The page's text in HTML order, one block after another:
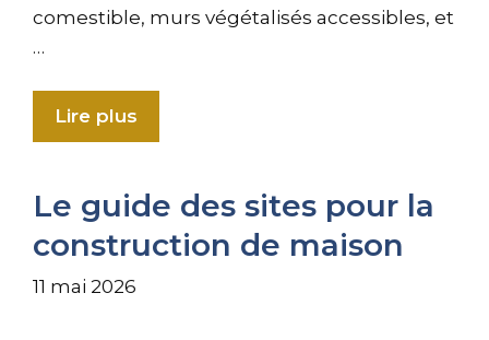
comestible, murs végétalisés accessibles, et
…
Lire plus
Le guide des sites pour la
construction de maison
11 mai 2026